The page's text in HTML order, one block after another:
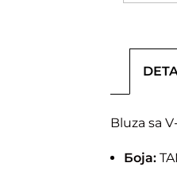
Bluza sa
Боја: